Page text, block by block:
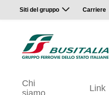
Siti del gruppo Carriere
Chi
siamo
Link